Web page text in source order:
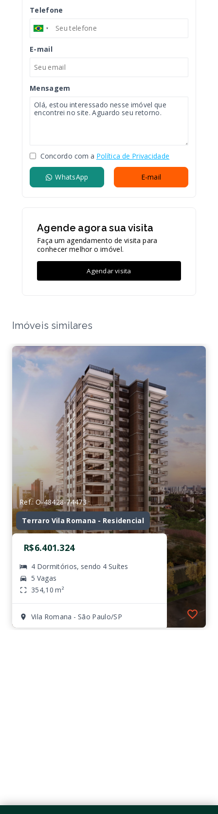
Telefone
E-mail
Mensagem
Concordo com a Política de Privacidade
WhatsApp E-mail
Agende agora sua visita
Faça um agendamento de visita para
conhecer melhor o imóvel.
Agendar visita
Imóveis similares
Ref.: O-48428-74473
Terraro Vila Romana - Residencial
R$6.401.324
4 Dormitórios, sendo 4 Suítes
5 Vagas
354,10 m²
Vila Romana - São Paulo/SP